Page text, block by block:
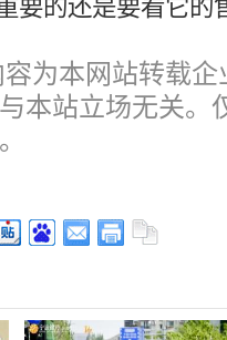
要的还是要看它的
为本网站转载
本站立场无关。